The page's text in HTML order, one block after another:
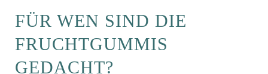
FÜR WEN SIND DIE
FRUCHTGUMMIS
GEDACHT?